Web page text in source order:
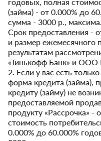
(займа) - от 0.000% до
сумма - 3000 р.,
Срок предоставления -
и размер ежемесячного
результатам
«Тинькофф Банк» и
2. Если у вас есть
форма кредита (займа),
кредиту (займу) не
предоставляемой
продукту «Рассрочка» -
стоимость
0.000% до 60.000%